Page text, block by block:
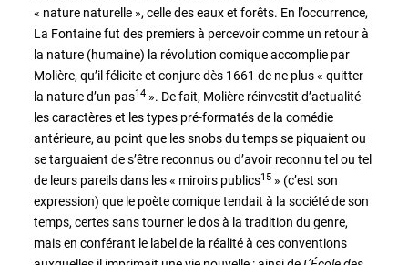
« nature naturelle », celle des eaux et forêts. En l’occurrence,
La Fontaine fut des premiers à percevoir comme un retour à
la nature (humaine) la révolution comique accomplie par
Molière, qu’il félicite et conjure dès 1661 de ne plus « quitter
la nature d’un pas14 ». De fait, Molière réinvestit d’actualité
les caractères et les types pré-formatés de la comédie
antérieure, au point que les snobs du temps se piquaient ou
se targuaient de s’être reconnus ou d’avoir reconnu tel ou tel
de leurs pareils dans les « miroirs publics15 » (c’est son
expression) que le poète comique tendait à la société de son
temps, certes sans tourner le dos à la tradition du genre,
mais en conférant le label de la réalité à ces conventions